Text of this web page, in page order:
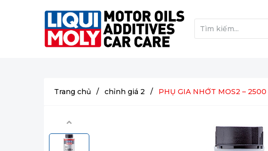
Trang chủ / chỉnh giá 2 / PHỤ GIA NHỚT MOS2 – 2500